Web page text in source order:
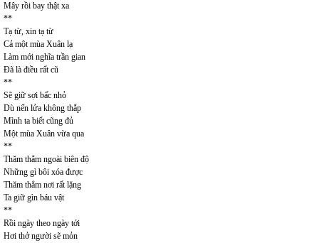
Mây rồi bay thật xa
**
Tạ từ, xin tạ từ
Cả một mùa Xuân lạ
Làm mới nghĩa trần gian
Đã là điều rất cũ
**
Sẽ giữ sợi bấc nhỏ
Dù nến lửa không thắp
Mình ta biết cũng đủ
Một mùa Xuân vừa qua
**
Thăm thẳm ngoài biên độ
Những gì bôi xóa được
Thăm thẳm nơi rất lặng
Ta giữ gìn báu vật
**
Rồi ngày theo ngày tới
Hơi thở người sẽ mỏn